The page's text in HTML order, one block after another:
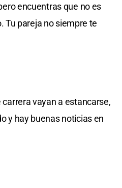
encuentras que no es
Tu pareja no siempre te
vayan a estancarse,
y hay buenas noticias en